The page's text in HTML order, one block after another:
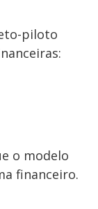
piloto
o modelo
financeiro.